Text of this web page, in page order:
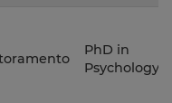
PhD in
Psychology